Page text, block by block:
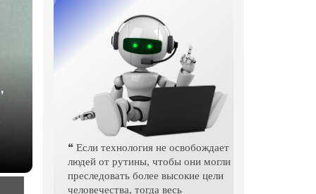
❝ Если технология не освобождает
людей от рутины, чтобы они могли
преследовать более высокие цели
человечества, тогда весь